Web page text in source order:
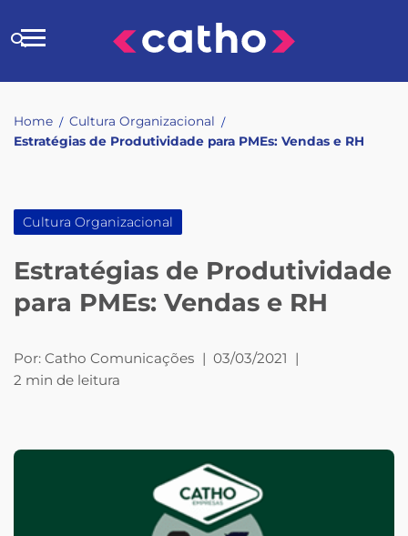
to
Buscar
Home / Cultura Organizacional /
Estratégias de Produtividade para PMEs: Vendas e RH
Cultura Organizacional
Estratégias de Produtividade
para PMEs: Vendas e RH
Por: Catho Comunicações | 03/03/2021 |
2 min de leitura